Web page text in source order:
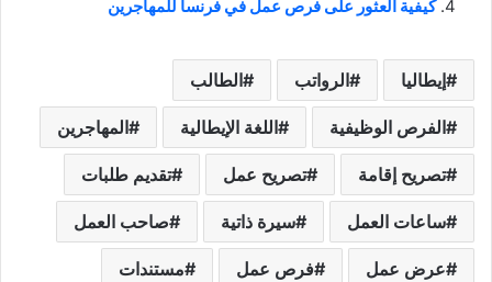
كيفية العثور على فرص عمل في فرنسا للمهاجرين
إيطاليا الرواتب الطالب
الفرص الوظيفية اللغة الإيطالية المهاجرين
تصريح إقامة تصريح عمل تقديم طلبات
ساعات العمل سيرة ذاتية صاحب العمل
عرض عمل فرص عمل مستندات